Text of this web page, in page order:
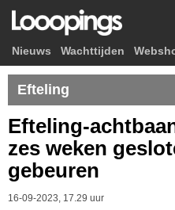
Nieuws Wachttijden
Efteling
Efteling-
zes weken
gebeuren
16-09-2023, 17.29 uur